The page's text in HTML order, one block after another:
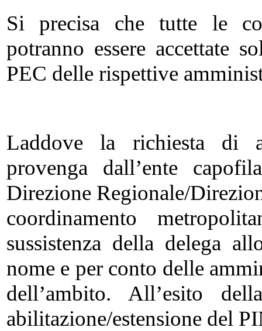
Si precisa che tutte le
potranno essere accettate
PEC delle rispettive
Laddove la richiesta di
provenga dall’ente
Direzione Regionale/
coordinamento
sussistenza della delega
nome e per conto delle
dell’ambito. All’esito
abilitazione/estensione del